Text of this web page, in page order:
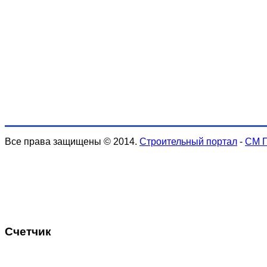
Все права защищены © 2014. Строительный портал - СМ
Счетчик